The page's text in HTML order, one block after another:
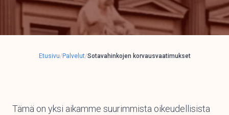
Etusivu/ Palvelut/Sotavahinkojen korvausvaatimukset
Tämä on yksi aikamme suurimmista oikeudellisista